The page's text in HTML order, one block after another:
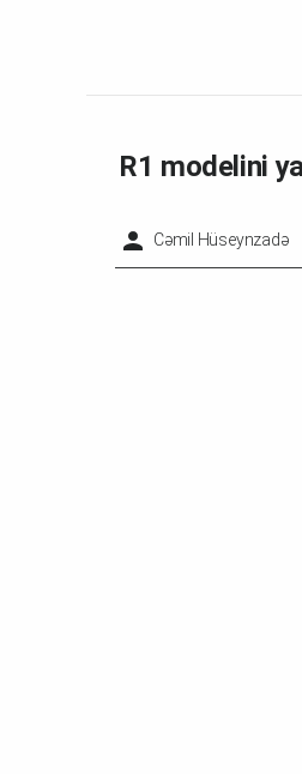
R1 modelini
Cəmil Hüseynzadə